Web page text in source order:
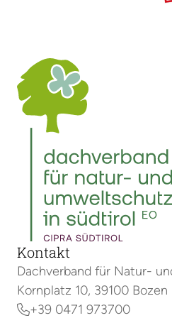
Kontakt
Dachverband für Natur-
Kornplatz 10, 39100
+39 0471 973700